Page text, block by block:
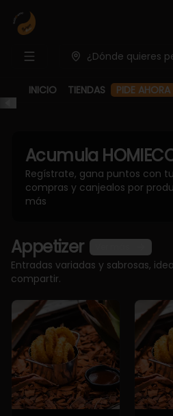
¿Dónde quieres
INICIO TIENDAS
PIDE AHORA
Acumula
Regístrate, gana puntos con
compras y canjealos por
más
Appetizer
Entradas variadas y sabrosas,
compartir.